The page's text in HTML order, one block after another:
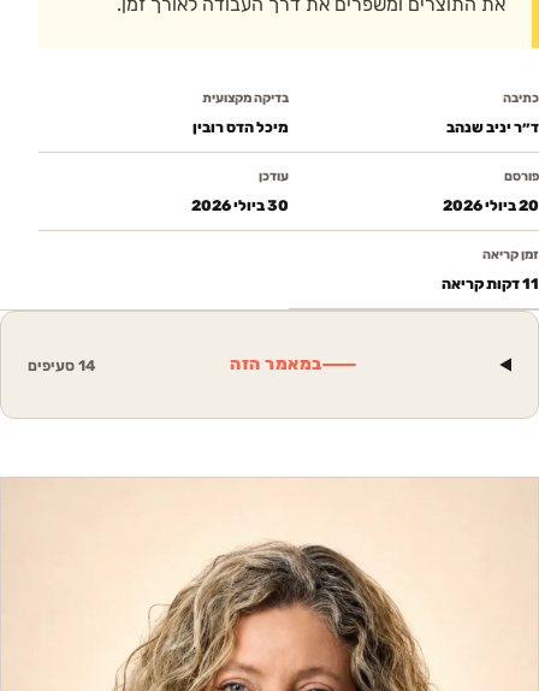
כתיבה
ד״ר יניב שנהב
בדיקה מקצועית
מיכל הדס רובין
פורסם
20 ביולי 2026
עודכן
30 ביולי 2026
זמן קריאה
11 דקות קריאה
במאמר הזה 14 סעיפים